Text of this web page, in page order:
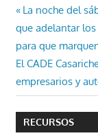
de
entradas
Entrada
anterior:
La noche del
que adelantar
para que
Entrada
siguiente:
El CADE
empresarios y
RECURSOS